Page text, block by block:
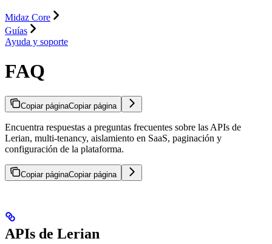
Midaz Core
Guías
Ayuda y soporte
FAQ
Copiar páginaCopiar página
Encuentra respuestas a preguntas frecuentes sobre las APIs de
Lerian, multi-tenancy, aislamiento en SaaS, paginación y
configuración de la plataforma.
Copiar páginaCopiar página
APIs de Lerian